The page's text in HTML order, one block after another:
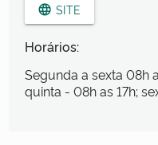
language SITE
Horários:
Segunda a sexta 08h
quinta - 08h as 17h;